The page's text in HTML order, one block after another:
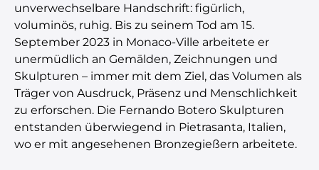
unverwechselbare Handschrift: figürlich,
voluminös, ruhig. Bis zu seinem Tod am 15.
September 2023 in Monaco-Ville arbeitete er
unermüdlich an Gemälden, Zeichnungen und
Skulpturen – immer mit dem Ziel, das Volumen als
Träger von Ausdruck, Präsenz und Menschlichkeit
zu erforschen. Die Fernando Botero Skulpturen
entstanden überwiegend in Pietrasanta, Italien,
wo er mit angesehenen Bronzegießern arbeitete.